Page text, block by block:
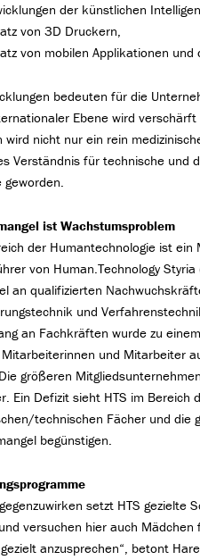
der künstlichen
von 3D Druckern,
von mobilen Applikationen
bedeuten für die
Ebene wird
wird nicht nur ein rein
Verständnis für technische und
geworden.
ist Wachstumsproblem
der Humantechnologie ist
von Human.Technology
an qualifizierten
und
an Fachkräften wurde zu
und Mitarbeiter
größeren
Ein Defizit sieht HTS im Bereich
technischen Fächer und die
begünstigen.
setzt HTS gezielte
versuchen hier auch
anzusprechen“, betont